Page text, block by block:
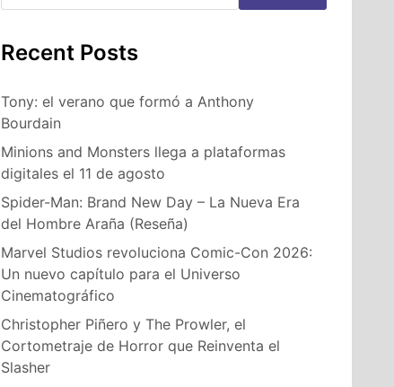
Recent Posts
Tony: el verano que formó a Anthony
Bourdain
Minions and Monsters llega a plataformas
digitales el 11 de agosto
Spider-Man: Brand New Day – La Nueva Era
del Hombre Araña (Reseña)
Marvel Studios revoluciona Comic-Con 2026:
Un nuevo capítulo para el Universo
Cinematográfico
Christopher Piñero y The Prowler, el
Cortometraje de Horror que Reinventa el
Slasher